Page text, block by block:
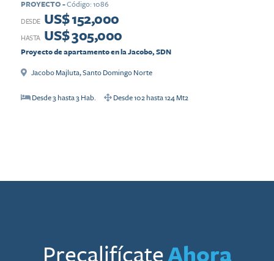
PROYECTO -Código: 1086
DESDE US$ 152,000
HASTA US$ 305,000
Proyecto de apartamento en la Jacobo, SDN
Jacobo Majluta,Santo Domingo Norte
Desde3 hasta3 Hab. Desde102 hasta124Mt2
PrecalifícateAhora